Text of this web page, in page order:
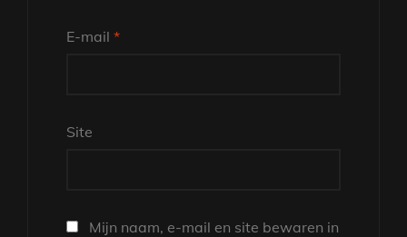
E-mail *
Site
Mijn naam, e-mail en site bewaren in